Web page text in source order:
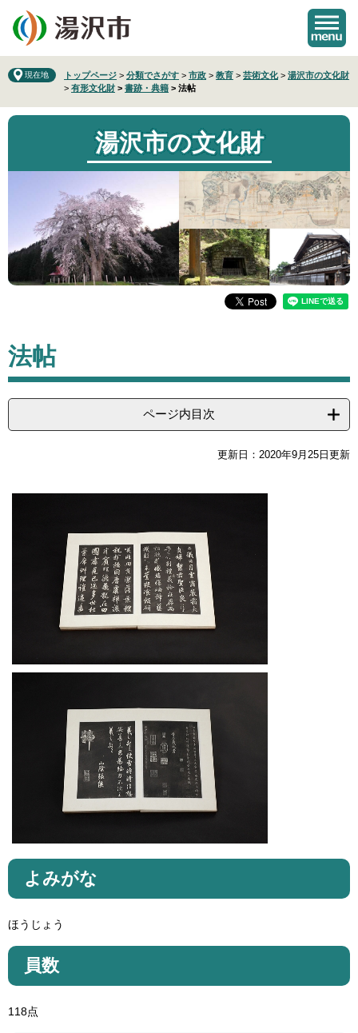
の
先
で
す
ー
を
ば
し
現在地 トップページ > 分類でさがす > 市政 > 教育 > 芸術文化 > 湯沢市の文化財
> 有形文化財 > 書跡・典籍 > 法帖
湯沢市の文化財
文
法帖
ページ内目次
更新日：2020年9月25日更新
よみがな
ほうじょう
員数
118点